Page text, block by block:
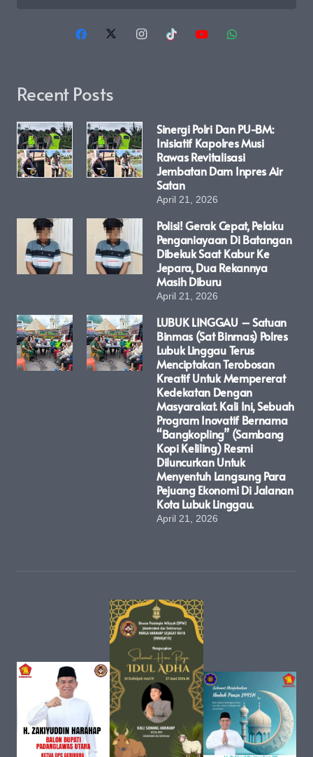
Recent Posts
Sinergi Polri Dan PU-BM:
Inisiatif Kapolres Musi
Rawas Revitalisasi
Jembatan Dam Inpres Air
Satan
April 21, 2026
Polisi! Gerak Cepat, Pelaku
Penganiayaan Di Batangan
Dibekuk Saat Kabur Ke
Jepara, Dua Rekannya
Masih Diburu
April 21, 2026
LUBUK LINGGAU – Satuan
Binmas (Sat Binmas) Polres
Lubuk Linggau Terus
Menciptakan Terobosan
Kreatif Untuk Mempererat
Kedekatan Dengan
Masyarakat. Kali Ini, Sebuah
Program Inovatif Bernama
“Bangkopling” (Sambang
Kopi Keliling) Resmi
Diluncurkan Untuk
Menyentuh Langsung Para
Pejuang Ekonomi Di Jalanan
Kota Lubuk Linggau.
April 21, 2026